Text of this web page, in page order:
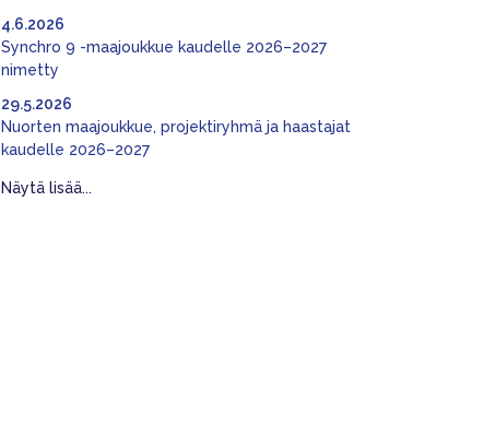
Synchro 9 -maajoukkue kaudelle 2026–2027
nimetty
4.6.2026
Nuorten maajoukkue, projektiryhmä ja haastajat
kaudelle 2026–2027
29.5.2026
Näytä lisää...